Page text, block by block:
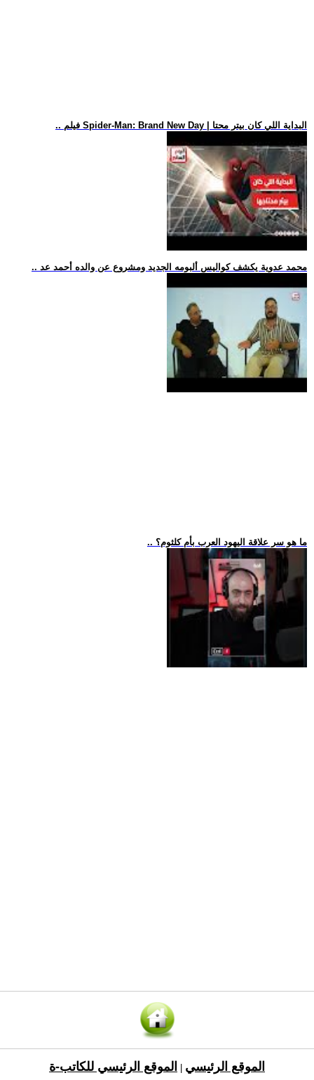
.. فيلم Spider-Man: Brand New Day | البداية اللي كان بيتر محتا
.. محمد عدوية يكشف كواليس ألبومه الجديد ومشروع عن والده أحمد عد
.. ما هو سر علاقة اليهود العرب بأم كلثوم؟
الموقع الرئيسي الموقع الرئيسي للكاتب-ة